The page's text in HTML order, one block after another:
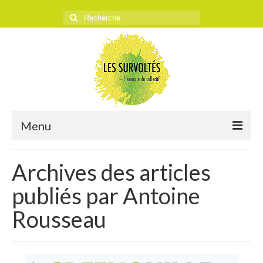
Rechercher
:
Menu
L’ASSOCIATION
Historique
Objectifs
Archives des articles
publiés par Antoine
Rousseau